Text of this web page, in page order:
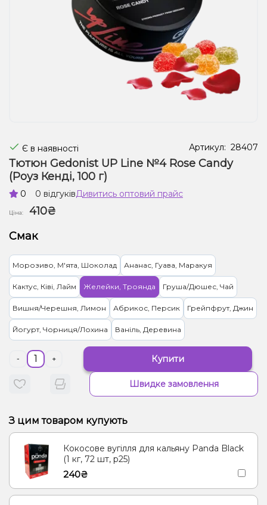
Рідини для електронних сигарет
Подарункові набори
Є в наявності Артикул: 28407
Тютюн Gedonist UP Line №4 Rose Candy
(Роуз Кенді, 100 г)
0 0 відгуківДивитись оптовий прайс
Ціна:
410₴
Смак
Морозиво, М'ята, Шоколад Ананас, Гуава, Маракуя
Кактус, Ківі, Лайм Желейки, Троянда Груша/Дюшес, Чай
Вишня/Черешня, Лимон Абрикос, Персик Грейпфрут, Джин
Йогурт, Чорниця/Лохина Ваніль, Деревина
- + Купити
Швидке замовлення
З цим товаром купують
Кокосове вугілля для кальяну Panda Black
(1 кг, 72 шт, р25)
240₴